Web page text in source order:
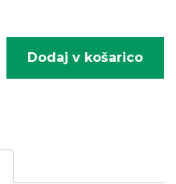
Dodaj v košarico